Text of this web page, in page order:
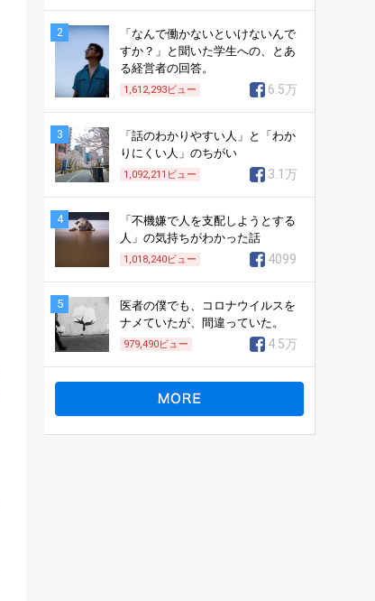
2
「なんで働かないといけないんで
すか？」と聞いた学生への、とあ
る経営者の回答。
1,612,293ビュー 6.5万
3
「話のわかりやすい人」と「わか
りにくい人」のちがい
1,092,211 ビュー 3.1万
4
「不機嫌で人を支配しようとする
人」の気持ちがわかった話
1,018,240ビュー 4099
5
医者の僕でも、コロナウイルスを
ナメていたが、間違っていた。
979,490ビュー 4.5万